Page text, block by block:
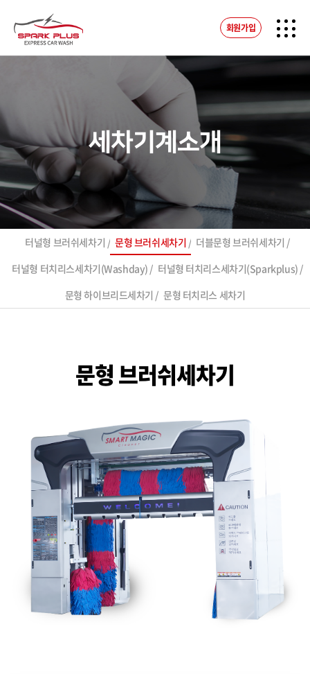
회원가입
세차기계소개
터널형 브러쉬세차기 문형 브러쉬세차기
더블문형 브러쉬세차기
터널형 터치리스세차기(Washday)
터널형 터치리스세차기(Sparkplus)
문형 하이브리드세차기
문형 터치리스 세차기
문형 브러쉬세차기